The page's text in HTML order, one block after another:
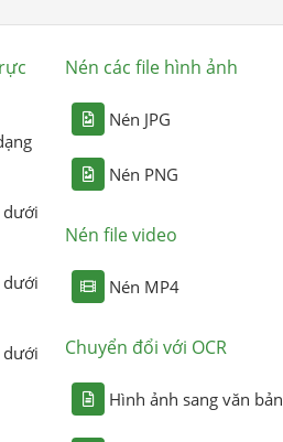
dưới
dưới
dưới
Nén các file hình ảnh
Nén JPG
Nén PNG
Nén file video
Nén MP4
Chuyển đổi với OCR
Hình ảnh sang văn bản